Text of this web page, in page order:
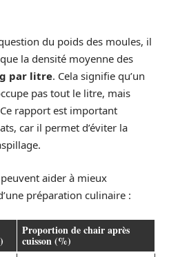
du poids des moules, il
la densité moyenne des
par litre. Cela signifie qu’un
pas tout le litre, mais
Ce rapport est important
car il permet d’éviter la
aider à mieux
préparation culinaire :
Proportion de chair après
cuisson (%)